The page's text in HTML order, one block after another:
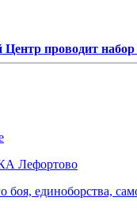
проводит набор
Лефортово
единоборства,